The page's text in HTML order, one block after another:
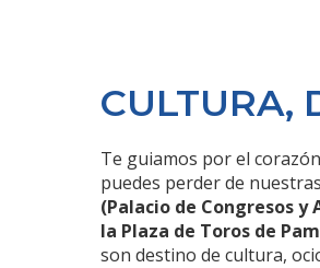
CULTURA,
Te guiamos por el
puedes perder de nuestras
(Palacio de Congresos
la Plaza de Toros de
son destino de cultura,